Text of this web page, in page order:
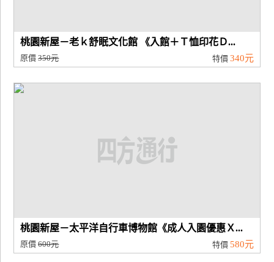
桃園新屋－老ｋ舒眠文化館 《入館＋Ｔ恤印花Ｄ...
原價350元 特價 340元
桃園新屋－太平洋自行車博物館《成人入園優惠Ｘ...
原價600元 特價 580元